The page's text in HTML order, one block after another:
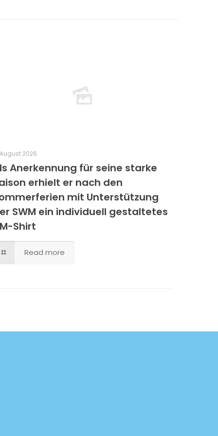
2026
Anerkennung für seine starke
erhielt er nach den
mit Unterstützung
SWM ein individuell gestaltetes
Shirt
Read more